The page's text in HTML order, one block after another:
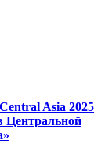
Asia 2025
Центральной